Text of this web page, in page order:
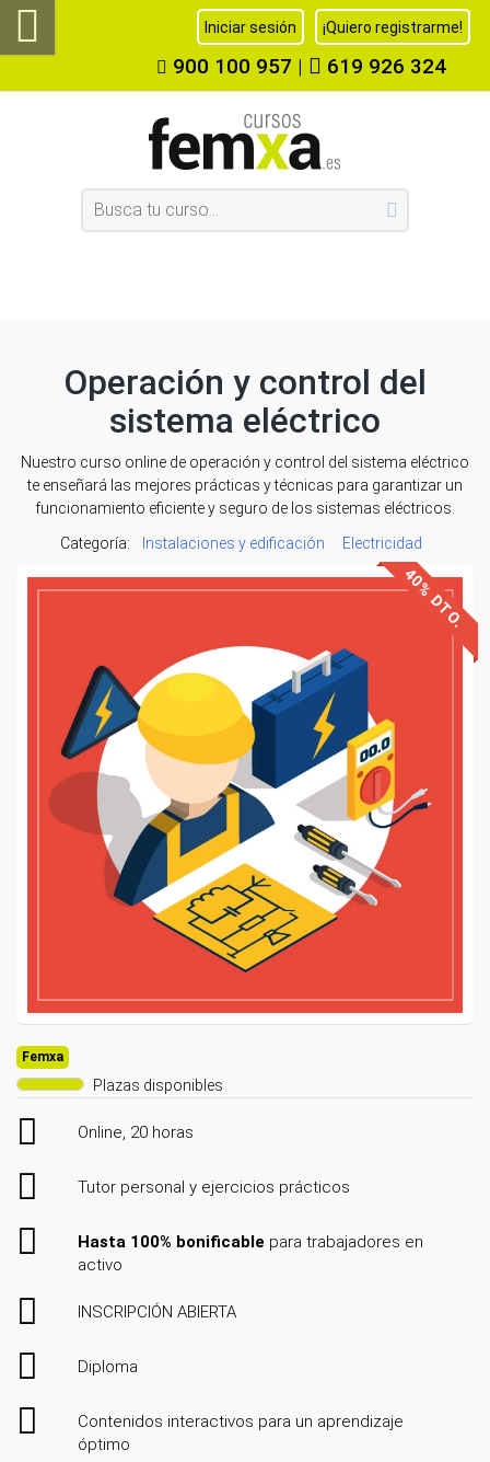
Iniciar sesión ¡Quiero registrarme!
900 100 957 | 619 926 324
Operación y control del
sistema eléctrico
Nuestro curso online de operación y control del sistema eléctrico
te enseñará las mejores prácticas y técnicas para garantizar un
funcionamiento eficiente y seguro de los sistemas eléctricos.
Categoría:
Instalaciones y edificación Electricidad
40% DTO.
Femxa
Plazas disponibles
Online, 20 horas
Tutor personal y ejercicios prácticos
Hasta 100% bonificable para trabajadores en
activo
INSCRIPCIÓN ABIERTA
Diploma
Contenidos interactivos para un aprendizaje
óptimo